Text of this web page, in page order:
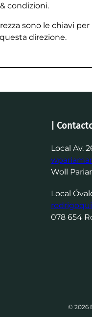
condizioni.
sono le chiavi
direzione.
|
Local Av.
Woll
Local
078 654
© 2026